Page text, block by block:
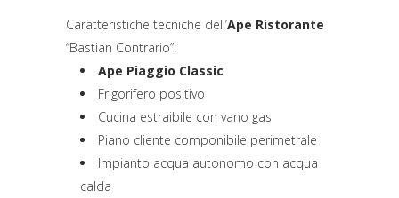
Caratteristiche tecniche dell’Ape Ristorante
“Bastian Contrario”:
Ape Piaggio Classic
Frigorifero positivo
Cucina estraibile con vano gas
Piano cliente componibile perimetrale
Impianto acqua autonomo con acqua
calda